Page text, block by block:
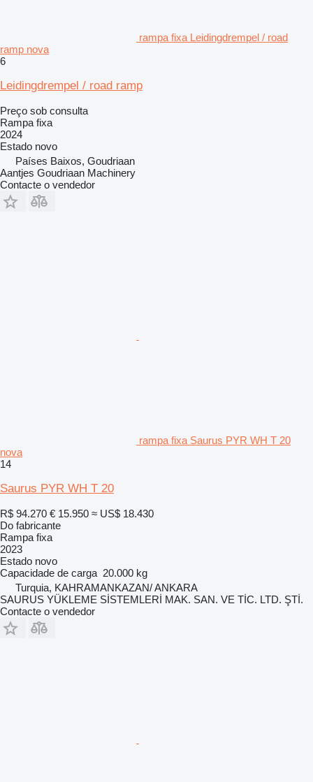
rampa fixa Leidingdrempel / road
ramp nova
6
Leidingdrempel / road ramp
Preço sob consulta
Rampa fixa
2024
Estado novo
Países Baixos, Goudriaan
Aantjes Goudriaan Machinery
Contacte o vendedor
rampa fixa Saurus PYR WH T 20
nova
14
Saurus PYR WH T 20
R$ 94.270 € 15.950 ≈ US$ 18.430
Do fabricante
Rampa fixa
2023
Estado novo
Capacidade de carga 20.000 kg
Turquia, KAHRAMANKAZAN/ ANKARA
SAURUS YÜKLEME SİSTEMLERİ MAK. SAN. VE TİC. LTD. ŞTİ.
Contacte o vendedor